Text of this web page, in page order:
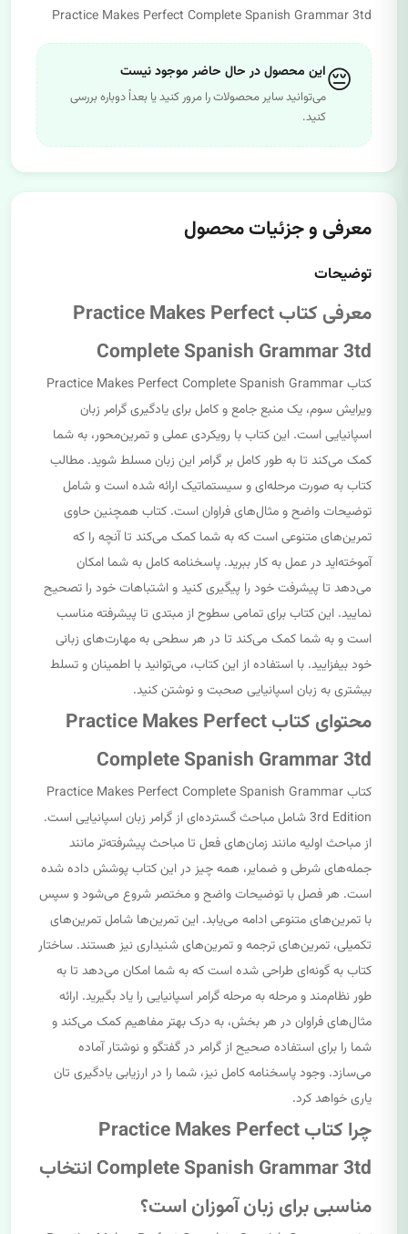
Practice Makes Perfect Complete Spanish Grammar 3td
😔این محصول در حال حاضر موجود نیست
می‌توانید سایر محصولات را مرور کنید یا بعداً دوباره بررسی
کنید.
معرفی و جزئیات محصول
توضیحات
معرفی کتاب Practice Makes Perfect
Complete Spanish Grammar 3td
کتاب Practice Makes Perfect Complete Spanish Grammar
ویرایش سوم، یک منبع جامع و کامل برای یادگیری گرامر زبان
اسپانیایی است. این کتاب با رویکردی عملی و تمرین‌محور، به شما
کمک می‌کند تا به طور کامل بر گرامر این زبان مسلط شوید. مطالب
کتاب به صورت مرحله‌ای و سیستماتیک ارائه شده است و شامل
توضیحات واضح و مثال‌های فراوان است. کتاب همچنین حاوی
تمرین‌های متنوعی است که به شما کمک می‌کند تا آنچه را که
آموخته‌اید در عمل به کار ببرید. پاسخنامه کامل به شما امکان
می‌دهد تا پیشرفت خود را پیگیری کنید و اشتباهات خود را تصحیح
نمایید. این کتاب برای تمامی سطوح از مبتدی تا پیشرفته مناسب
است و به شما کمک می‌کند تا در هر سطحی به مهارت‌های زبانی
خود بیفزایید. با استفاده از این کتاب، می‌توانید با اطمینان و تسلط
بیشتری به زبان اسپانیایی صحبت و نوشتن کنید.
محتوای کتاب Practice Makes Perfect
Complete Spanish Grammar 3td
کتاب Practice Makes Perfect Complete Spanish Grammar
3rd Edition شامل مباحث گسترده‌ای از گرامر زبان اسپانیایی است.
از مباحث اولیه مانند زمان‌های فعل تا مباحث پیشرفته‌تر مانند
جمله‌های شرطی و ضمایر، همه چیز در این کتاب پوشش داده شده
است. هر فصل با توضیحات واضح و مختصر شروع می‌شود و سپس
با تمرین‌های متنوعی ادامه می‌یابد. این تمرین‌ها شامل تمرین‌های
تکمیلی، تمرین‌های ترجمه و تمرین‌های شنیداری نیز هستند. ساختار
کتاب به گونه‌ای طراحی شده است که به شما امکان می‌دهد تا به
طور نظام‌مند و مرحله به مرحله گرامر اسپانیایی را یاد بگیرید. ارائه
مثال‌های فراوان در هر بخش، به درک بهتر مفاهیم کمک می‌کند و
شما را برای استفاده صحیح از گرامر در گفتگو و نوشتار آماده
می‌سازد. وجود پاسخنامه کامل نیز، شما را در ارزیابی یادگیری تان
یاری خواهد کرد.
چرا کتاب Practice Makes Perfect
Complete Spanish Grammar 3td انتخاب
مناسبی برای زبان آموزان است؟